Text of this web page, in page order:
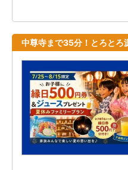
中尊寺まで35分！とろとろ